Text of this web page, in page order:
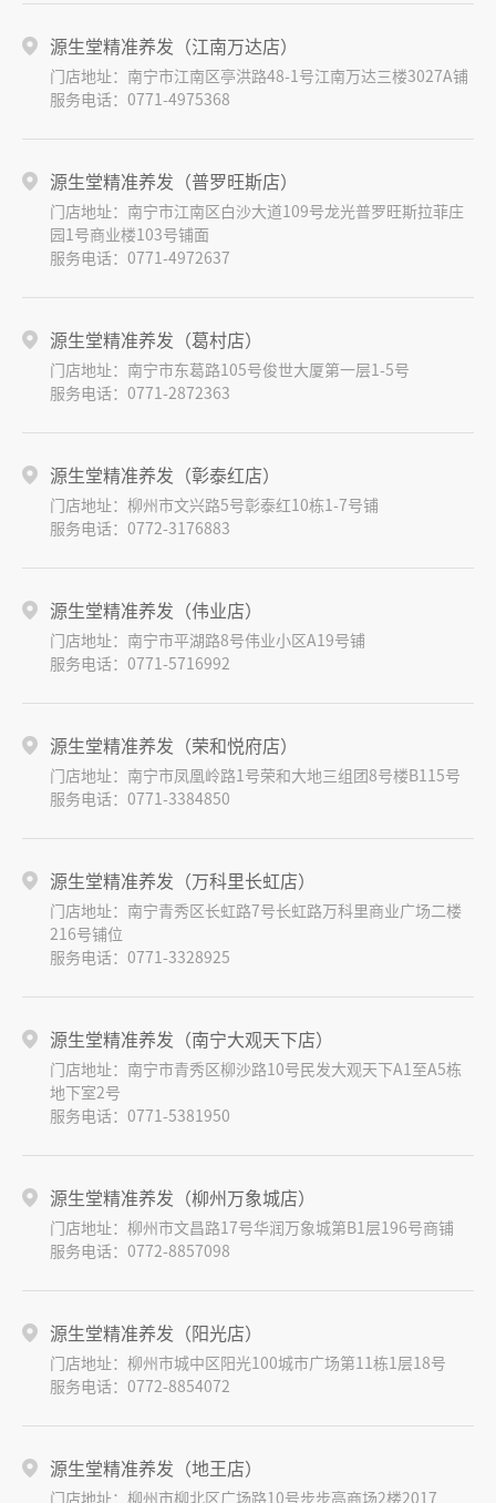
源生堂精准养发（江南万达店）
门店地址：南宁市江南区亭洪路48-1号江南万达三楼3027A铺
服务电话：0771-4975368
源生堂精准养发（普罗旺斯店）
门店地址：南宁市江南区白沙大道109号龙光普罗旺斯拉菲庄
园1号商业楼103号铺面
服务电话：0771-4972637
源生堂精准养发（葛村店）
门店地址：南宁市东葛路105号俊世大厦第一层1-5号
服务电话：0771-2872363
源生堂精准养发（彰泰红店）
门店地址：柳州市文兴路5号彰泰红10栋1-7号铺
服务电话：0772-3176883
源生堂精准养发（伟业店）
门店地址：南宁市平湖路8号伟业小区A19号铺
服务电话：0771-5716992
源生堂精准养发（荣和悦府店）
门店地址：南宁市凤凰岭路1号荣和大地三组团8号楼B115号
服务电话：0771-3384850
源生堂精准养发（万科里长虹店）
门店地址：南宁青秀区长虹路7号长虹路万科里商业广场二楼
216号铺位
服务电话：0771-3328925
源生堂精准养发（南宁大观天下店）
门店地址：南宁市青秀区柳沙路10号民发大观天下A1至A5栋
地下室2号
服务电话：0771-5381950
源生堂精准养发（柳州万象城店）
门店地址：柳州市文昌路17号华润万象城第B1层196号商铺
服务电话：0772-8857098
源生堂精准养发（阳光店）
门店地址：柳州市城中区阳光100城市广场第11栋1层18号
服务电话：0772-8854072
源生堂精准养发（地王店）
门店地址：柳州市柳北区广场路10号步步高商场2楼2017